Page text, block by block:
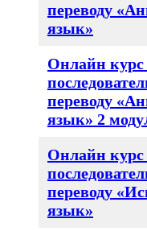
переводу
язык»
Онлайн курс
переводу
язык» 2
Онлайн курс
переводу
язык»